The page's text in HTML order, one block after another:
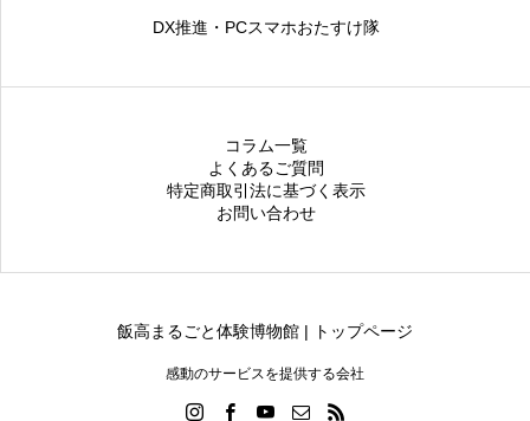
DX推進・PCスマホおたすけ隊
コラム一覧
よくあるご質問
特定商取引法に基づく表示
お問い合わせ
飯高まるごと体験博物館 | トップページ
感動のサービスを提供する会社